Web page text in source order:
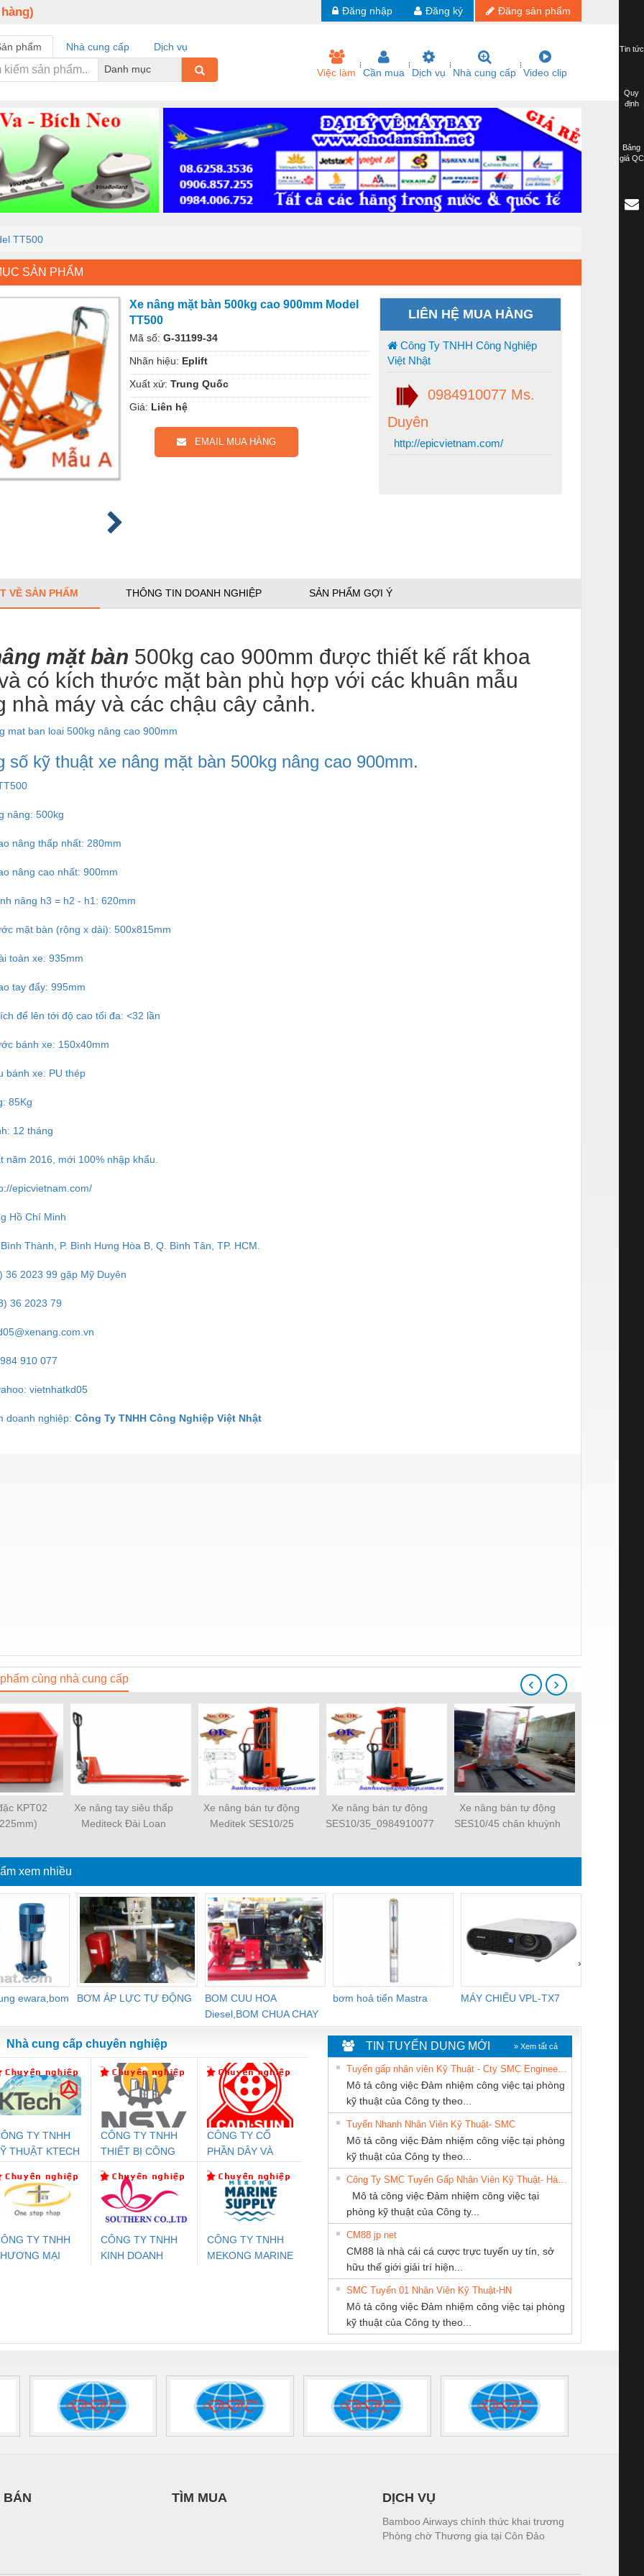
Đăng sản phẩm
Đăng ký
Đăng nhập
phẩm Nhà cung cấp
Dịch vụ
Danh mục
Việc làm Cần mua Dịch vụ Nhà cung cấp Video clip
TT500
SẢN PHẨM
Xe nâng mặt bàn 500kg cao 900mm Model
TT500
Mã số: G-31199-34
Nhãn hiệu: Eplift
Xuất xứ: Trung Quốc
Giá: Liên hệ
EMAIL MUA HÀNG
LIÊN HỆ MUA HÀNG
Công Ty TNHH Công Nghiệp
Việt Nhật
0984910077 Ms.
Duyên
http://epicvietnam.com/
VỀ SẢN PHẨM THÔNG TIN DOANH NGHIỆP SẢN PHẨM GỢI Ý
mặt bàn 500kg cao 900mm được thiết kế rất khoa
có kích thước mặt bàn phù hợp với các khuân mẫu
nhà máy và các chậu cây cảnh.
số kỹ thuật xe nâng mặt bàn 500kg nâng cao 900mm.
nâng: 500kg
nâng thấp nhất: 280mm
nâng cao nhất: 900mm
nâng h3 = h2 - h1: 620mm
mặt bàn (rộng x dài): 500x815mm
toàn xe: 935mm
tay đẩy: 995mm
để lên tới độ cao tối đa: <32 lần
bánh xe: 150x40mm
bánh xe: PU thép
85Kg
12 tháng
năm 2016, mới 100% nhập khẩu.
epicvietnam.com/
Hồ Chí Minh
Thành, P. Bình Hưng Hòa B, Q. Bình Tân, TP. HCM.
36 2023 99 gặp Mỹ Duyên
36 2023 79
910 077
vietnhatkd05
doanh nghiệp: Công Ty TNHH Công Nghiệp Việt Nhật
cùng nhà cung cấp
KPT02
Xe nâng tay siêu thấp
Mediteck Đài Loan
Xe nâng bán tự động
Meditek SES10/25
Xe nâng bán tự động
SES10/35_0984910077
Xe nâng bán tự động
SES10/45 chân khuỳnh
‹ ›
xem nhiều
ewara,bom
BƠM ÁP LỰC TỰ ĐỘNG
BOM CUU HOA
Diesel,BOM CHUA CHAY
bơm hoả tiển Mastra MÁY CHIẾU VPL-TX7
›
An Toàn
Contact
1NO-
24DC-SP -
Rơ Le An Toàn
Phoenix Contact
PSR-SCP-
24UC/ESL4/3X1/1X2/B
- 2981059
Điện AC
Mô-đun Ắc Quy UPS
Bộ Lặp Tín Hiệu
PROFIBUS Phoenix
Contact PSI-REP-
PROFIBUS/12MB -
2708863
Rơ Le An Toàn
Phoenix Contact
2986960 – PSR-
SCP-
24DC/FSP/2X1/1X2
Rơ Le An Toàn
Bộ giám sát chuỗi
tấm pin
TRANSCLINIC 16I+
1K5 H (2502520000)
Bộ giám sát chuỗi
tấm pin
TRANSCLINIC 16I+
1K5 L (2433950000)
Bộ giám sát dòng
TRANSCLINIC 16I+
(2008130000)
Bộ chỉnh lưu nguồn
điện TRANSCLINIC
BKE 1K5.4
(7791400879)2. Giá
Nẹp nhôm chống
trơn Đà Nẵng
Nhà cung cấp chuyên nghiệp
TY TNHH
THUẬT KTECH
CÔNG TY TNHH
THIẾT BỊ CÔNG
SETSUBI VIỆT
NAM
CÔNG TY CỔ
PHẦN DÂY VÀ
THƯỢNG ĐÌNH
TY TNHH
MẠI
CÔNG TY TNHH
KINH DOANH
CÔNG TY TNHH
MEKONG MARINE
Công Ty TNHH
Thiết Bị Điện Nam
Quốc Thịnh
CÔNG TY TNHH
THƯƠNG MẠI
DỊCH VỤ KỸ
THUẬT ĐIỆN CƠ
GIA HƯNG PHÁT
Cty TNHH TM QC
CÔNG TY CP TỰ
ĐỘNG TIẾN
HƯNG
PHẦN TỰ ĐỘNG
TIẾN HƯNG
Thương Mại SX
TIN TUYỂN DỤNG MỚI » Xem tất cả
Tuyển gấp nhân viên Kỹ Thuật - Cty SMC Engineering
Mô tả công việc Đảm nhiệm công việc tại phòng
kỹ thuật của Công ty theo...
Tuyển Nhanh Nhân Viên Kỹ Thuật- SMC
Mô tả công việc Đảm nhiệm công việc tại phòng
kỹ thuật của Công ty theo...
Công Ty SMC Tuyển Gấp Nhân Viên Kỹ Thuật- Hà Nội
Mô tả công việc Đảm nhiệm công việc tại
phòng kỹ thuật của Công ty...
CM88 jp net
CM88 là nhà cái cá cược trực tuyến uy tín, sở
hữu thế giới giải trí hiện...
SMC Tuyển 01 Nhân Viên Kỹ Thuật-HN
Mô tả công việc Đảm nhiệm công việc tại phòng
kỹ thuật của Công ty theo...
BÁN TÌM MUA DỊCH VỤ
Bamboo Airways chính thức khai trương
Phòng chờ Thương gia tại Côn Đảo
Tin tức
Quy
định
Bảng
giá QC